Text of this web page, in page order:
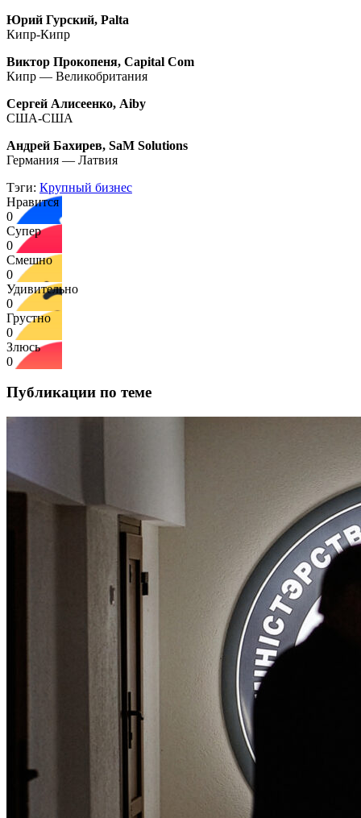
Юрий Гурский, Palta
Кипр-Кипр
Виктор Прокопеня, Capital Com
Кипр — Великобритания
Сергей Алисеенко, Aiby
США-США
Андрей Бахирев, SaM Solutions
Германия — Латвия
Тэги: Крупный бизнес
Нравится
0
Супер
0
Смешно
0
Удивительно
0
Грустно
0
Злюсь
0
Публикации по теме